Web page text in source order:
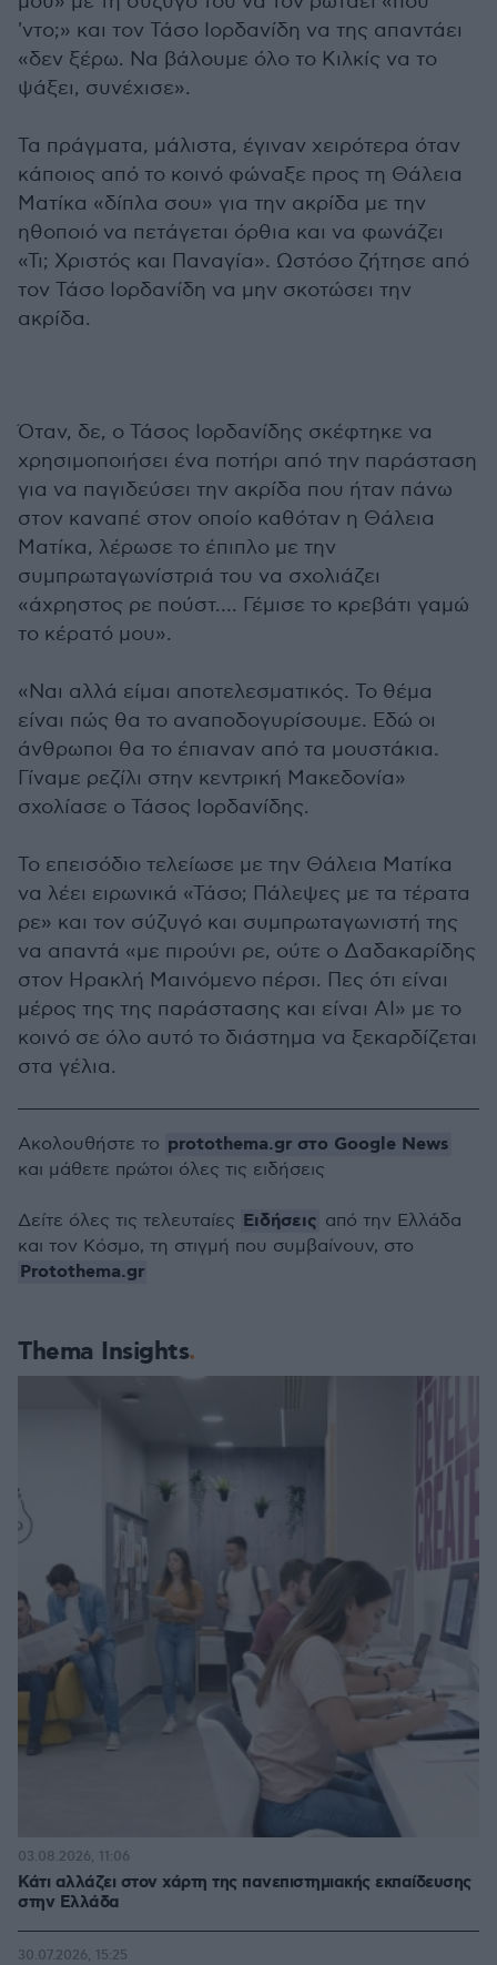
'ντο;» και τον Τάσο Ιορδανίδη να της απαντάει
«δεν ξέρω. Να βάλουμε όλο το Κιλκίς να το
ψάξει, συνέχισε».
Τα πράγματα, μάλιστα, έγιναν χειρότερα όταν
κάποιος από το κοινό φώναξε προς τη Θάλεια
Ματίκα «δίπλα σου» για την ακρίδα με την
ηθοποιό να πετάγεται όρθια και να φωνάζει
«Τι; Χριστός και Παναγία». Ωστόσο ζήτησε από
τον Τάσο Ιορδανίδη να μην σκοτώσει την
ακρίδα.
Όταν, δε, ο Τάσος Ιορδανίδης σκέφτηκε να
χρησιμοποιήσει ένα ποτήρι από την παράσταση
για να παγιδεύσει την ακρίδα που ήταν πάνω
στον καναπέ στον οποίο καθόταν η Θάλεια
Ματίκα, λέρωσε το έπιπλο με την
συμπρωταγωνίστριά του να σχολιάζει
«άχρηστος ρε πούστ…. Γέμισε το κρεβάτι γαμώ
το κέρατό μου».
«Ναι αλλά είμαι αποτελεσματικός. Το θέμα
είναι πώς θα το αναποδογυρίσουμε. Εδώ οι
άνθρωποι θα το έπιαναν από τα μουστάκια.
Γίναμε ρεζίλι στην κεντρική Μακεδονία»
σχολίασε ο Τάσος Ιορδανίδης.
Το επεισόδιο τελείωσε με την Θάλεια Ματίκα
να λέει ειρωνικά «Τάσο; Πάλεψες με τα τέρατα
ρε» και τον σύζυγό και συμπρωταγωνιστή της
να απαντά «με πιρούνι ρε, ούτε ο Δαδακαρίδης
στον Ηρακλή Μαινόμενο πέρσι. Πες ότι είναι
μέρος της της παράστασης και είναι ΑΙ» με το
κοινό σε όλο αυτό το διάστημα να ξεκαρδίζεται
στα γέλια.
Thema Insights
Κάτι αλλάζει στον χάρτη της πανεπιστημιακής εκπαίδευσης
στην Ελλάδα
03.08.2026, 11:06
30.07.2026, 15:25
Ακολουθήστε το protothema.gr στο Google News
και μάθετε πρώτοι όλες τις ειδήσεις
Δείτε όλες τις τελευταίες Ειδήσεις από την Ελλάδα
και τον Κόσμο, τη στιγμή που συμβαίνουν, στο
Protothema.gr